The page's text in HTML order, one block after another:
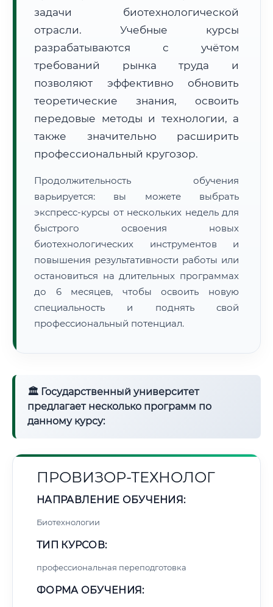
Расчет логистики оригиналов:
• Маршрут транзита:~2 705 км
• Экспресс-доставка СДЭК / Почтой: 4–6 рабочих дней
📜 Документы и аккредитация ФИС ФРДО
Нажмите на документ для увеличения и просмотра
задачи биотехнологической
отрасли. Учебные курсы
разрабатываются с учётом
требований рынка труда и
позволяют эффективно обновить
теоретические знания, освоить
передовые методы и технологии, а
также значительно расширить
профессиональный кругозор.
Продолжительность обучения
варьируется: вы можете выбрать
экспресс-курсы от нескольких недель для
быстрого освоения новых
биотехнологических инструментов и
повышения результативности работы или
остановиться на длительных программах
до 6 месяцев, чтобы освоить новую
специальность и поднять свой
профессиональный потенциал.
🏛 Государственный университет
предлагает несколько программ по
данному курсу:
ПРОВИЗОР-ТЕХНОЛОГ
НАПРАВЛЕНИЕ ОБУЧЕНИЯ:
Биотехнологии
ТИП КУРСОВ:
профессиональная переподготовка
ФОРМА ОБУЧЕНИЯ: